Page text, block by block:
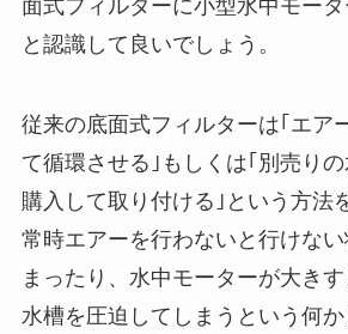
面式フィルターに小型水中モー
と認識して良いでしょう。
従来の底面式フィルターは｢エア
て循環させる｣もしくは｢別売り
購入して取り付ける｣という方法
常時エアーを行わないと行けな
まったり、水中モーターが大き
水槽を圧迫してしまうという何